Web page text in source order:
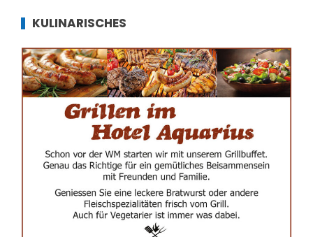
KULINARISCHES